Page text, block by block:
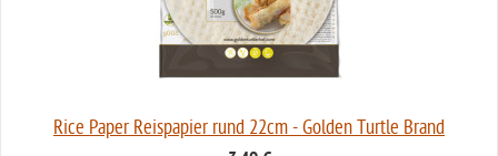
Rice Paper Reispapier rund 22cm - Golden Turtle Brand